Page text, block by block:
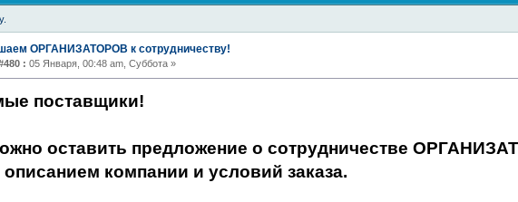
ОРГАНИЗАТОРОВ к сотрудничеству!
: 05 Января, 00:48 am, Суббота »
поставщики!
оставить предложение о сотрудничестве
описанием компании и условий заказа.